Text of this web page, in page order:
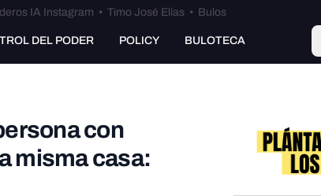
IA Instagram • Timo José Elías• Bulos
DEL PODER POLICY BULOTECA
con
misma casa: